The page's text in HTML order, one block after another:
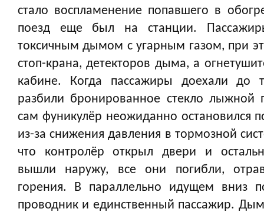
стало воспламенение попавшего в
поезд еще был на станции.
токсичным дымом с угарным газом, при
стоп-крана, детекторов дыма, а
кабине. Когда пассажиры доехали до
разбили бронированное стекло лыжной
сам фуникулёр неожиданно остановился
из-за снижения давления в тормозной
что контролёр открыл двери и
вышли наружу, все они погибли,
горения. В параллельно идущем вниз
проводник и единственный пассажир.